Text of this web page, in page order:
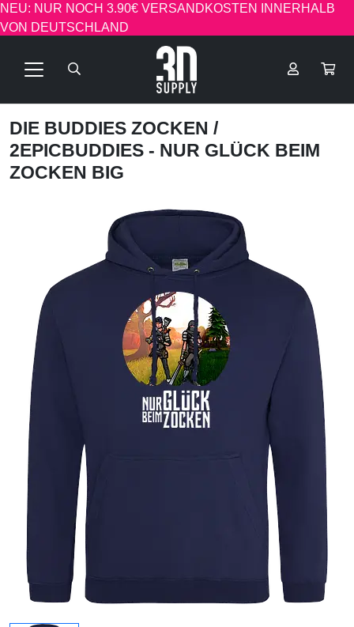
NEU: NUR NOCH 3.90€ VERSANDKOSTEN INNERHALB
VON DEUTSCHLAND
DIE BUDDIES ZOCKEN /
2EPICBUDDIES - NUR GLÜCK BEIM
ZOCKEN BIG